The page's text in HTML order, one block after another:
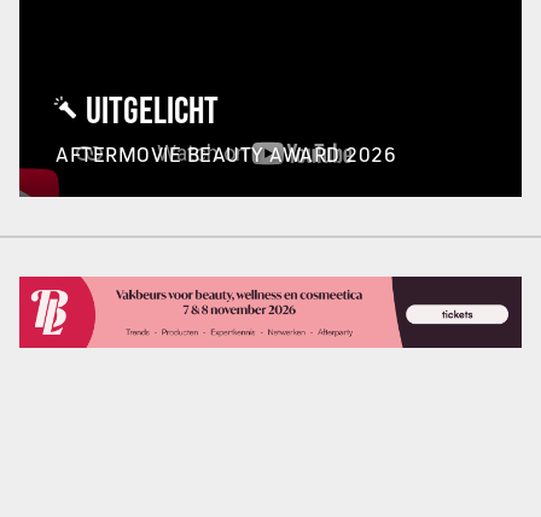
UITGELICHT
AFTERMOVIE BEAUTY AWARD 2026